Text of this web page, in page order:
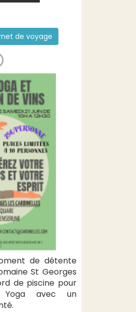
de voyage
de détente
St Georges
de piscine pour
avec un